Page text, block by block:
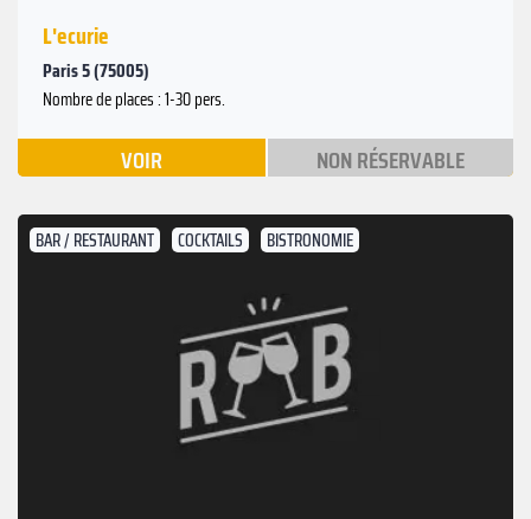
L'ecurie
Paris 5 (75005)
Nombre de places : 1-30 pers.
VOIR NON RÉSERVABLE
BAR / RESTAURANT COCKTAILS BISTRONOMIE